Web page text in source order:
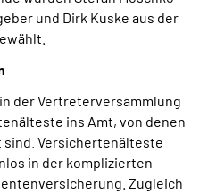
und Dirk Kuske aus der
der Vertreterversammlung
ins Amt, von denen
sind. Versichertenälteste
in der komplizierten
Zugleich